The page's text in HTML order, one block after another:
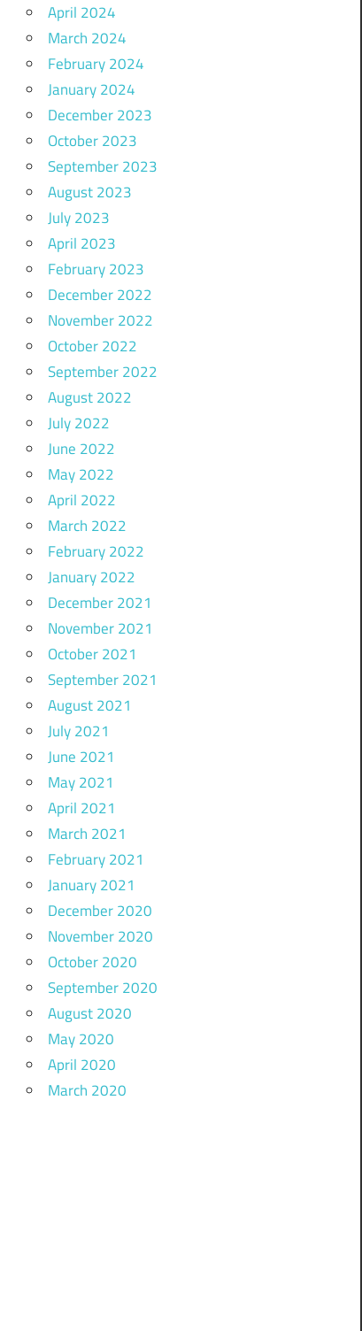
April 2024
March 2024
February 2024
January 2024
December 2023
October 2023
September 2023
August 2023
July 2023
April 2023
February 2023
December 2022
November 2022
October 2022
September 2022
August 2022
July 2022
June 2022
May 2022
April 2022
March 2022
February 2022
January 2022
December 2021
November 2021
October 2021
September 2021
August 2021
July 2021
June 2021
May 2021
April 2021
March 2021
February 2021
January 2021
December 2020
November 2020
October 2020
September 2020
August 2020
May 2020
April 2020
March 2020